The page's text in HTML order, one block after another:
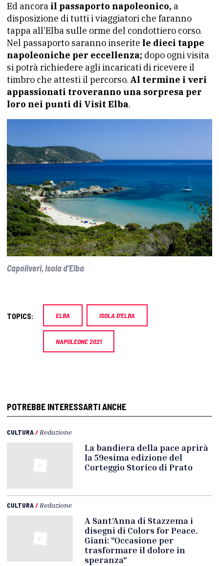
Ed ancora il passaporto napoleonico, a
disposizione di tutti i viaggiatori che faranno
tappa all’Elba sulle orme del condottiero corso.
Nel passaporto saranno inserite le dieci tappe
napoleoniche per eccellenza; dopo ogni visita
si potrà richiedere agli incaricati di ricevere il
timbro che attesti il percorso. Al termine i veri
appassionati troveranno una sorpresa per
loro nei punti di Visit Elba.
Capoliveri, Isola d’Elba
TOPICS: ELBA ISOLA D'ELBA
NAPOLEONE 2021
POTREBBE INTERESSARTI ANCHE
CULTURA/ Redazione
La bandiera della pace aprirà
la 59esima edizione del
Corteggio Storico di Prato
CULTURA/ Redazione
A Sant’Anna di Stazzema i
disegni di Colors for Peace.
Giani: "Occasione per
trasformare il dolore in
speranza"